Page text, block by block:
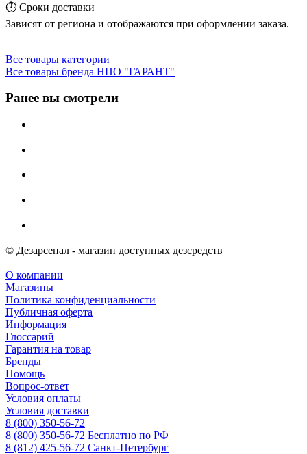
⏱️ Сроки доставки
Зависят от региона и отображаются при оформлении заказа.
Все товары категории
Все товары бренда НПО "ГАРАНТ"
Ранее вы смотрели
© Дезарсенал - магазин доступных дезсредств
О компании
Магазины
Политика конфиденциальности
Публичная оферта
Информация
Глоссарий
Гарантия на товар
Бренды
Помощь
Вопрос-ответ
Условия оплаты
Условия доставки
8 (800) 350-56-72
8 (800) 350-56-72 Бесплатно по РФ
8 (812) 425-56-72 Санкт-Петербург